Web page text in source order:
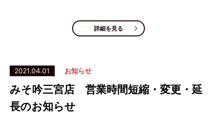
詳細を見る
2021.04.01 お知らせ
みそ吟三宮店 営業時間短縮・変更・延
長のお知らせ